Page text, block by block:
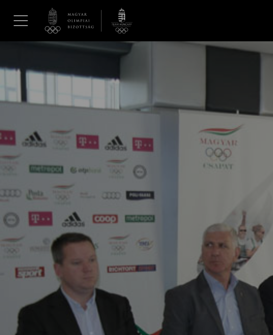
Los Angeles 2028
Kettőskarrier-program
NOB
OVEP